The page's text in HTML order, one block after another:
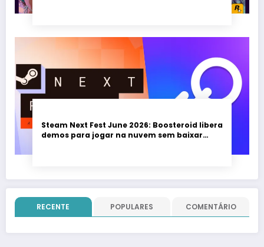
Steam Next Fest June 2026: Boosteroid libera
demos para jogar na nuvem sem baixar
RECENTE POPULARES COMENTÁRIO